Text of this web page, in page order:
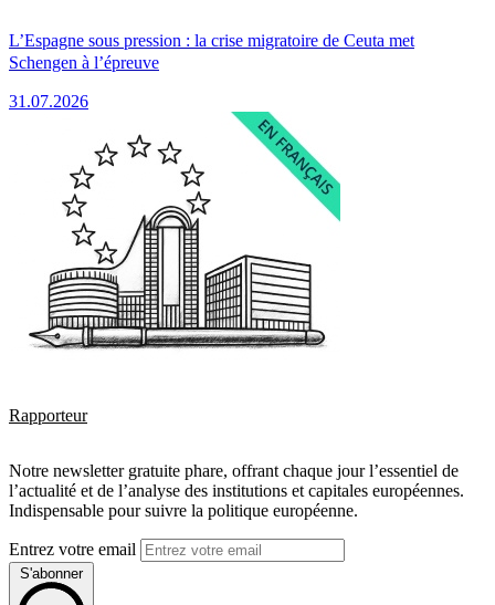
L’Espagne sous pression : la crise migratoire de Ceuta met
Schengen à l’épreuve
31.07.2026
Rapporteur
Notre newsletter gratuite phare, offrant chaque jour l’essentiel de
l’actualité et de l’analyse des institutions et capitales européennes.
Indispensable pour suivre la politique européenne.
Entrez votre email
S'abonner